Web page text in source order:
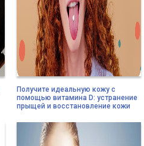
Получите идеальную кожу с
помощью витамина D: устранение
прыщей и восстановление кожи